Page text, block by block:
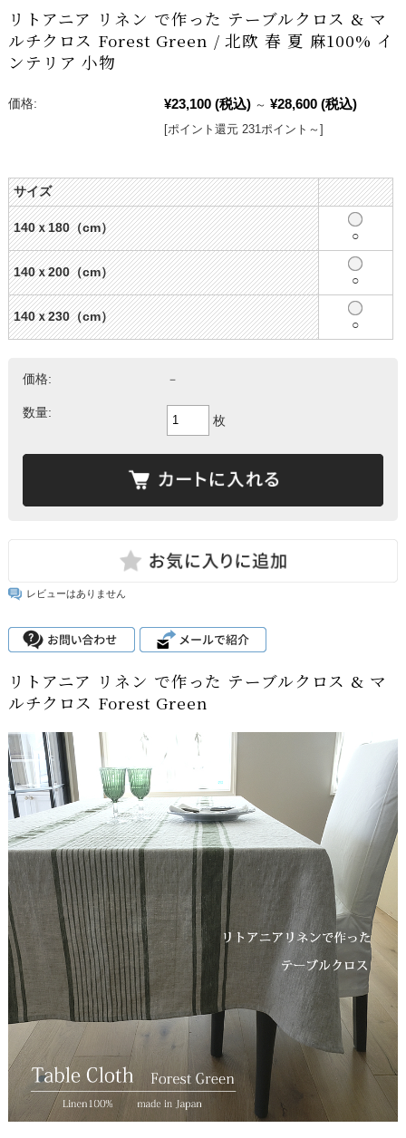
リトアニア リネン で作った テーブルクロス & マ
ルチクロス Forest Green / 北欧 春 夏 麻100% イ
ンテリア 小物
価格: ¥23,100 (税込) ～ ¥28,600 (税込)
[ポイント還元 231ポイント～]
サイズ
140ｘ180（cm）
○
140ｘ200（cm）
○
140ｘ230（cm）
○
価格: －
数量:
枚
レビューはありません
リトアニア リネン で作った テーブルクロス & マ
ルチクロス Forest Green